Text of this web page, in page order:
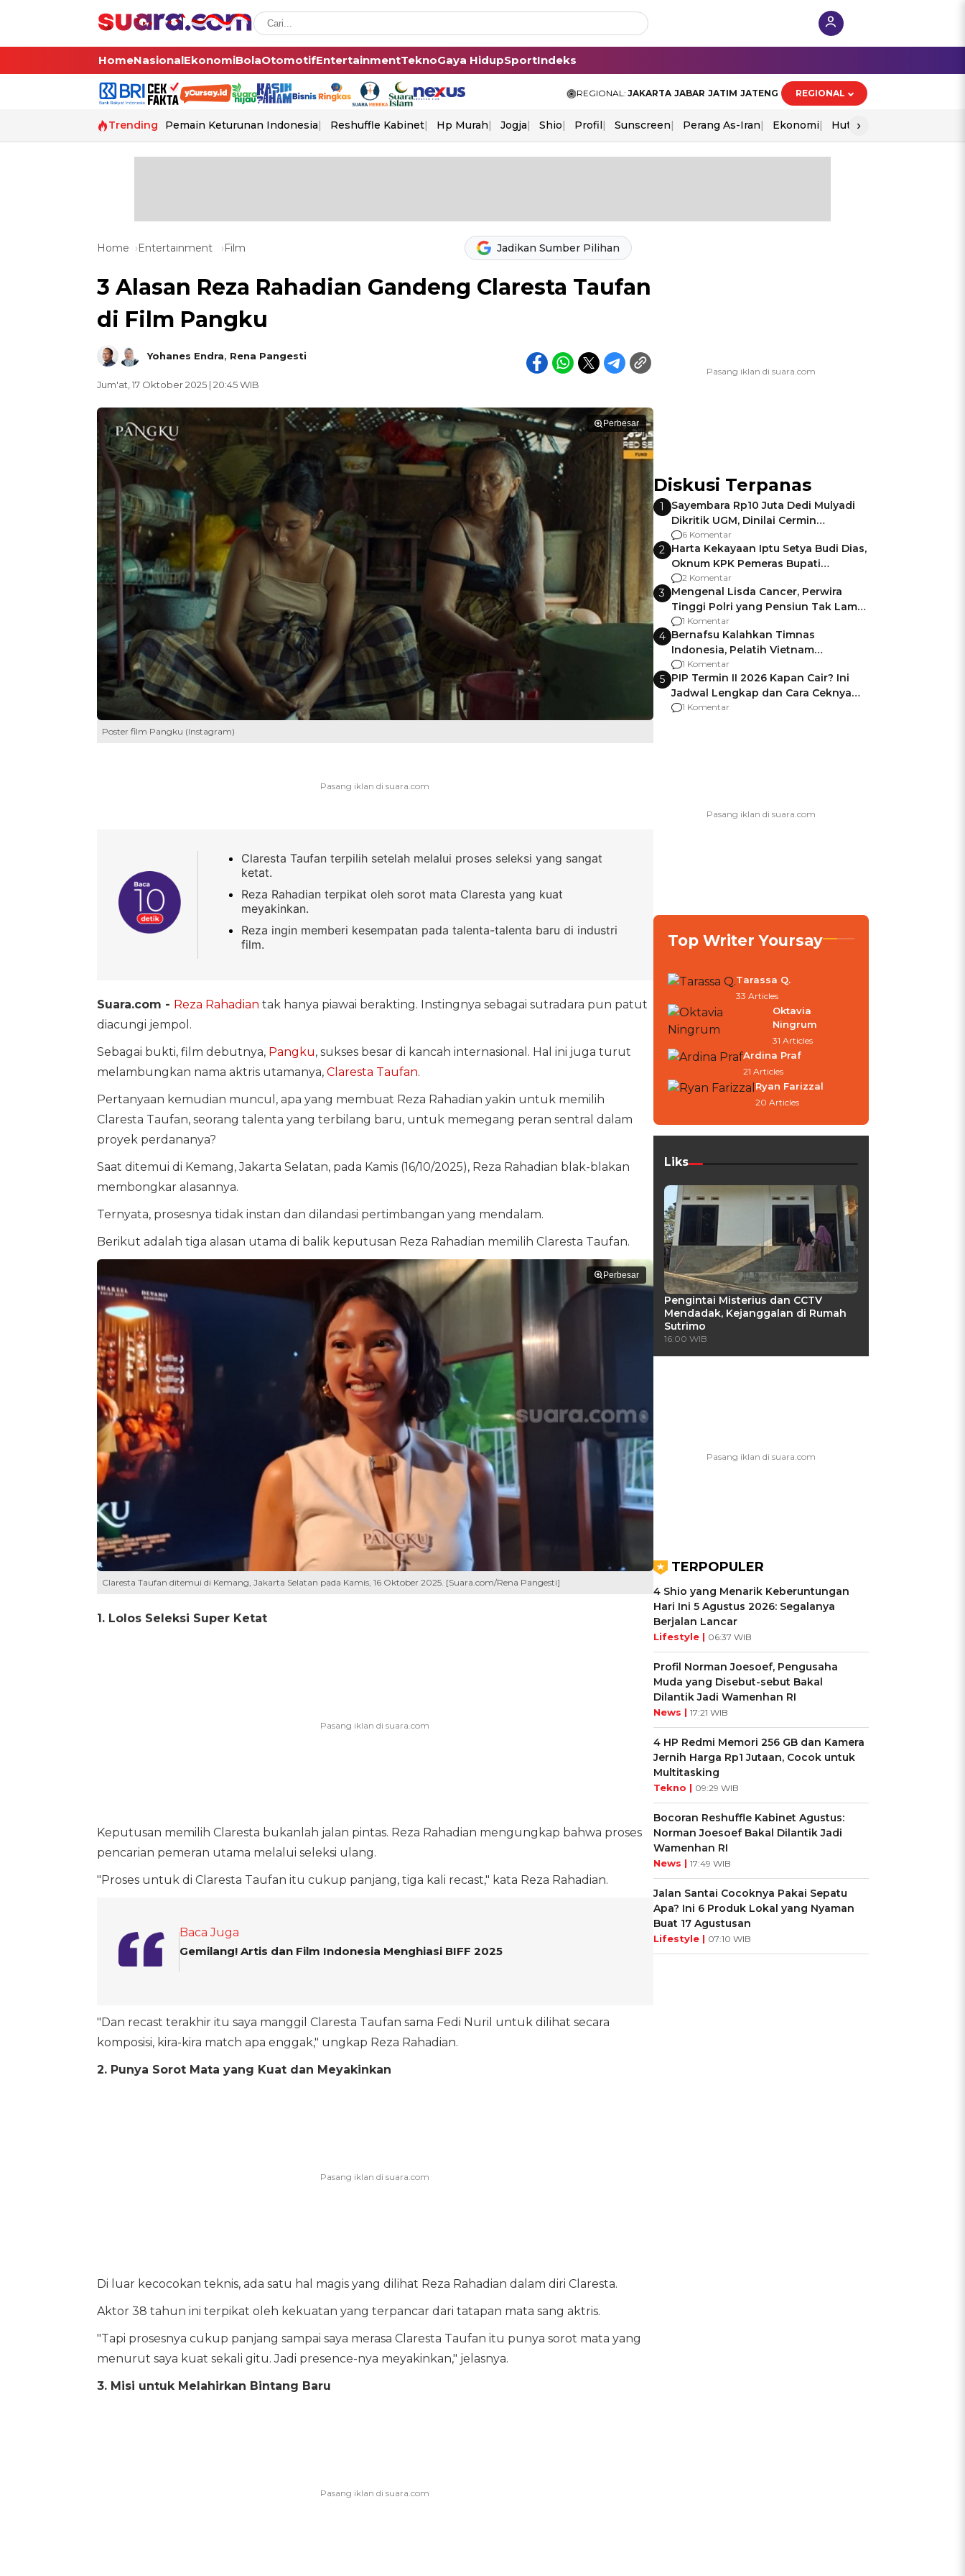
HomeNasionalEkonomiBolaOtomotifEntertainmentTeknoGaya HidupSportIndeks
REGIONAL: JAKARTA JABAR JATIM JATENG REGIONAL
Trending Pemain Keturunan Indonesia Reshuffle Kabinet Hp Murah Jogja Shio Profil Sunscreen Perang As-Iran Ekonomi Hut Ri
›
Home Entertainment Film Jadikan Sumber Pilihan
3 Alasan Reza Rahadian Gandeng Claresta Taufan
di Film Pangku
Yohanes Endra, Rena Pangesti
Jum'at, 17 Oktober 2025 | 20:45 WIB
Perbesar
Poster film Pangku (Instagram)
Claresta Taufan terpilih setelah melalui proses seleksi yang sangat
ketat.
Reza Rahadian terpikat oleh sorot mata Claresta yang kuat
meyakinkan.
Reza ingin memberi kesempatan pada talenta-talenta baru di industri
film.
Suara.com - Reza Rahadian tak hanya piawai berakting. Instingnya sebagai sutradara pun patut
diacungi jempol.
Sebagai bukti, film debutnya, Pangku, sukses besar di kancah internasional. Hal ini juga turut
melambungkan nama aktris utamanya, Claresta Taufan.
Pertanyaan kemudian muncul, apa yang membuat Reza Rahadian yakin untuk memilih
Claresta Taufan, seorang talenta yang terbilang baru, untuk memegang peran sentral dalam
proyek perdananya?
Saat ditemui di Kemang, Jakarta Selatan, pada Kamis (16/10/2025), Reza Rahadian blak-blakan
membongkar alasannya.
Ternyata, prosesnya tidak instan dan dilandasi pertimbangan yang mendalam.
Berikut adalah tiga alasan utama di balik keputusan Reza Rahadian memilih Claresta Taufan.
Perbesar
Claresta Taufan ditemui di Kemang, Jakarta Selatan pada Kamis, 16 Oktober 2025. [Suara.com/Rena Pangesti]
1. Lolos Seleksi Super Ketat
Keputusan memilih Claresta bukanlah jalan pintas. Reza Rahadian mengungkap bahwa proses
pencarian pemeran utama melalui seleksi ulang.
"Proses untuk di Claresta Taufan itu cukup panjang, tiga kali recast," kata Reza Rahadian.
Baca Juga
Gemilang! Artis dan Film Indonesia Menghiasi BIFF 2025
"Dan recast terakhir itu saya manggil Claresta Taufan sama Fedi Nuril untuk dilihat secara
komposisi, kira-kira match apa enggak," ungkap Reza Rahadian.
2. Punya Sorot Mata yang Kuat dan Meyakinkan
Di luar kecocokan teknis, ada satu hal magis yang dilihat Reza Rahadian dalam diri Claresta.
Aktor 38 tahun ini terpikat oleh kekuatan yang terpancar dari tatapan mata sang aktris.
"Tapi prosesnya cukup panjang sampai saya merasa Claresta Taufan itu punya sorot mata yang
menurut saya kuat sekali gitu. Jadi presence-nya meyakinkan," jelasnya.
3. Misi untuk Melahirkan Bintang Baru
Diskusi Terpanas
1
Sayembara Rp10 Juta Dedi Mulyadi
Dikritik UGM, Dinilai Cermin
Gagalnya Negara Jamin Keamanan
6 Komentar
2 Harta Kekayaan Iptu Setya Budi Dias,
Oknum KPK Pemeras Bupati
Pemalang
2 Komentar
3 Mengenal Lisda Cancer, Perwira
Tinggi Polri yang Pensiun Tak Lama
Usai Jadi Brigjen
1 Komentar
4 Bernafsu Kalahkan Timnas
Indonesia, Pelatih Vietnam
Berencana Pakai Jimat di Pakansari
1 Komentar
5 PIP Termin II 2026 Kapan Cair? Ini
Jadwal Lengkap dan Cara Ceknya
agar Dana Tidak Hangus!
1 Komentar
Top Writer Yoursay
Tarassa Q.
33 Articles
Oktavia
Ningrum
31 Articles
Ardina Praf
21 Articles
Ryan Farizzal
20 Articles
Liks
Pengintai Misterius dan CCTV
Mendadak, Kejanggalan di Rumah
Sutrimo
16:00 WIB
TERPOPULER
4 Shio yang Menarik Keberuntungan
Hari Ini 5 Agustus 2026: Segalanya
Berjalan Lancar
Lifestyle | 06:37 WIB
Profil Norman Joesoef, Pengusaha
Muda yang Disebut-sebut Bakal
Dilantik Jadi Wamenhan RI
News | 17:21 WIB
4 HP Redmi Memori 256 GB dan Kamera
Jernih Harga Rp1 Jutaan, Cocok untuk
Multitasking
Tekno | 09:29 WIB
Bocoran Reshuffle Kabinet Agustus:
Norman Joesoef Bakal Dilantik Jadi
Wamenhan RI
News | 17:49 WIB
Jalan Santai Cocoknya Pakai Sepatu
Apa? Ini 6 Produk Lokal yang Nyaman
Buat 17 Agustusan
Lifestyle | 07:10 WIB